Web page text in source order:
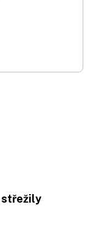
střežily